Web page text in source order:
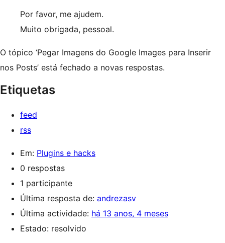
Por favor, me ajudem.
Muito obrigada, pessoal.
O tópico ‘Pegar Imagens do Google Images para Inserir
nos Posts’ está fechado a novas respostas.
Etiquetas
feed
rss
Em: Plugins e hacks
0 respostas
1 participante
Última resposta de: andrezasv
Última actividade: há 13 anos, 4 meses
Estado: resolvido